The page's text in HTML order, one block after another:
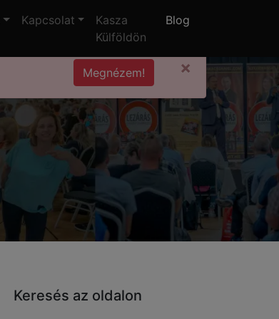
Kapcsolat
Kasza
Külföldön
Blog
Megnézem! ×
Keresés az oldalon